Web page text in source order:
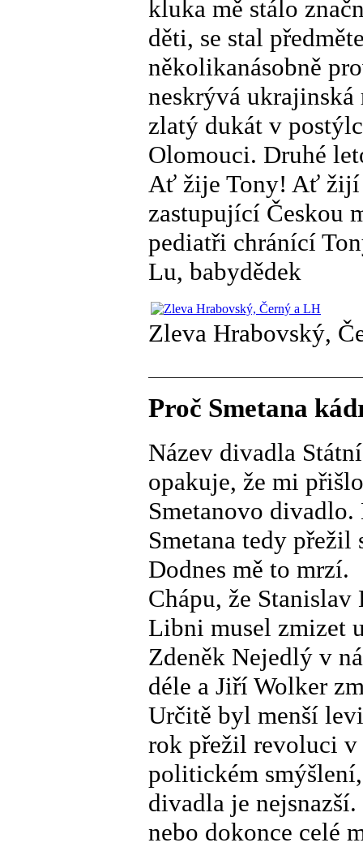
kluka mě stálo
děti, se stal
několikanásobně
neskrývá ukrajinská
zlatý dukát v
Olomouci. Druhé
Ať žije Tony! Ať žijí
zastupující Českou
pediatři chránící
Lu, babydědek
Zleva Hrabovský,
Proč Smetana
Název divadla
opakuje, že mi
Smetanovo
Smetana tedy
Dodnes mě to mrzí.
Chápu, že
Libni musel zmizet
Zdeněk Nejedlý v
déle a Jiří Wolker
Určitě byl menší
rok přežil revoluci v
politickém
divadla je
nebo dokonce celé